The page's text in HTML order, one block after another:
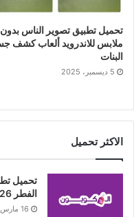
تحميل تطبيق تصوير الناس بدون
ملابس للاندرويد ألعاب كشف
البنات
5 ديسمبر، 2025
الاكثر تحميل
تحميل
الفطر 2026
16 مارس، 2026